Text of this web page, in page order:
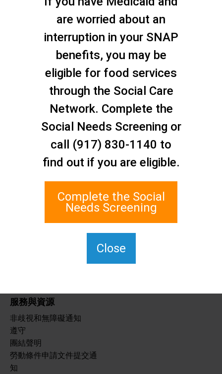
聯絡我們
史泰登島, 紐約 10305
對於 TTY，請撥打 711。
服務與資源
非歧視和無障礙通知
遵守
團結聲明
勞動條件申請文件提交通
知
are worried about an
interruption in your SNAP
benefits, you may be
eligible for food services
through the Social Care
Network. Complete the
Social Needs Screening or
call (917) 830-1140 to
find out if you are eligible.
Complete the Social
Needs Screening
Close